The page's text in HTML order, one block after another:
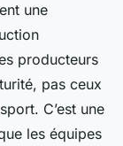
une
producteurs
pas ceux
C’est une
les équipes